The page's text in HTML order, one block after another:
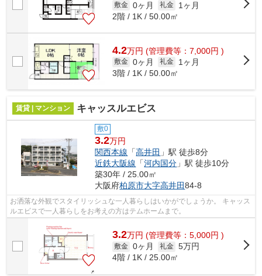
敷金 0ヶ月 礼金
1ヶ月
2階 / 1K / 50.00㎡
4.2万円 (管理費等：7,000円 )
敷金 0ヶ月 礼金
1ヶ月
3階 / 1K / 50.00㎡
賃貸 | マンション キャッスルエビス
敷0
3.2万円
関西本線 「高井田 」駅 徒歩8分
近鉄大阪線 「河内国分 」駅 徒歩10分
築30年 / 25.00㎡
大阪府柏原市大字高井田84-8
お洒落な外観でスタイリッシュな一人暮らしはいかがでしょうか。 キャッス
ルエビスで一人暮らしをお考えの方はテムホームまで。
3.2万円 (管理費等：5,000円 )
敷金 0ヶ月 礼金 5万円
4階 / 1K / 25.00㎡